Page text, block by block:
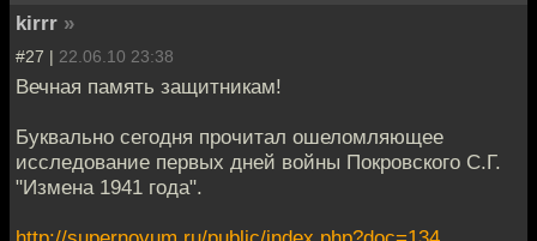
kirrr »
#27 | 22.06.10 23:38
Вечная память защитникам!
Буквально сегодня прочитал ошеломляющее
исследование первых дней войны Покровского С.Г.
"Измена 1941 года".